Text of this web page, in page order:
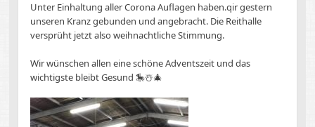
Unter Einhaltung aller Corona Auflagen haben.qir gestern
unseren Kranz gebunden und angebracht. Die Reithalle
versprüht jetzt also weihnachtliche Stimmung.
Wir wünschen allen eine schöne Adventszeit und das
wichtigste bleibt Gesund 🎠☃️🎄